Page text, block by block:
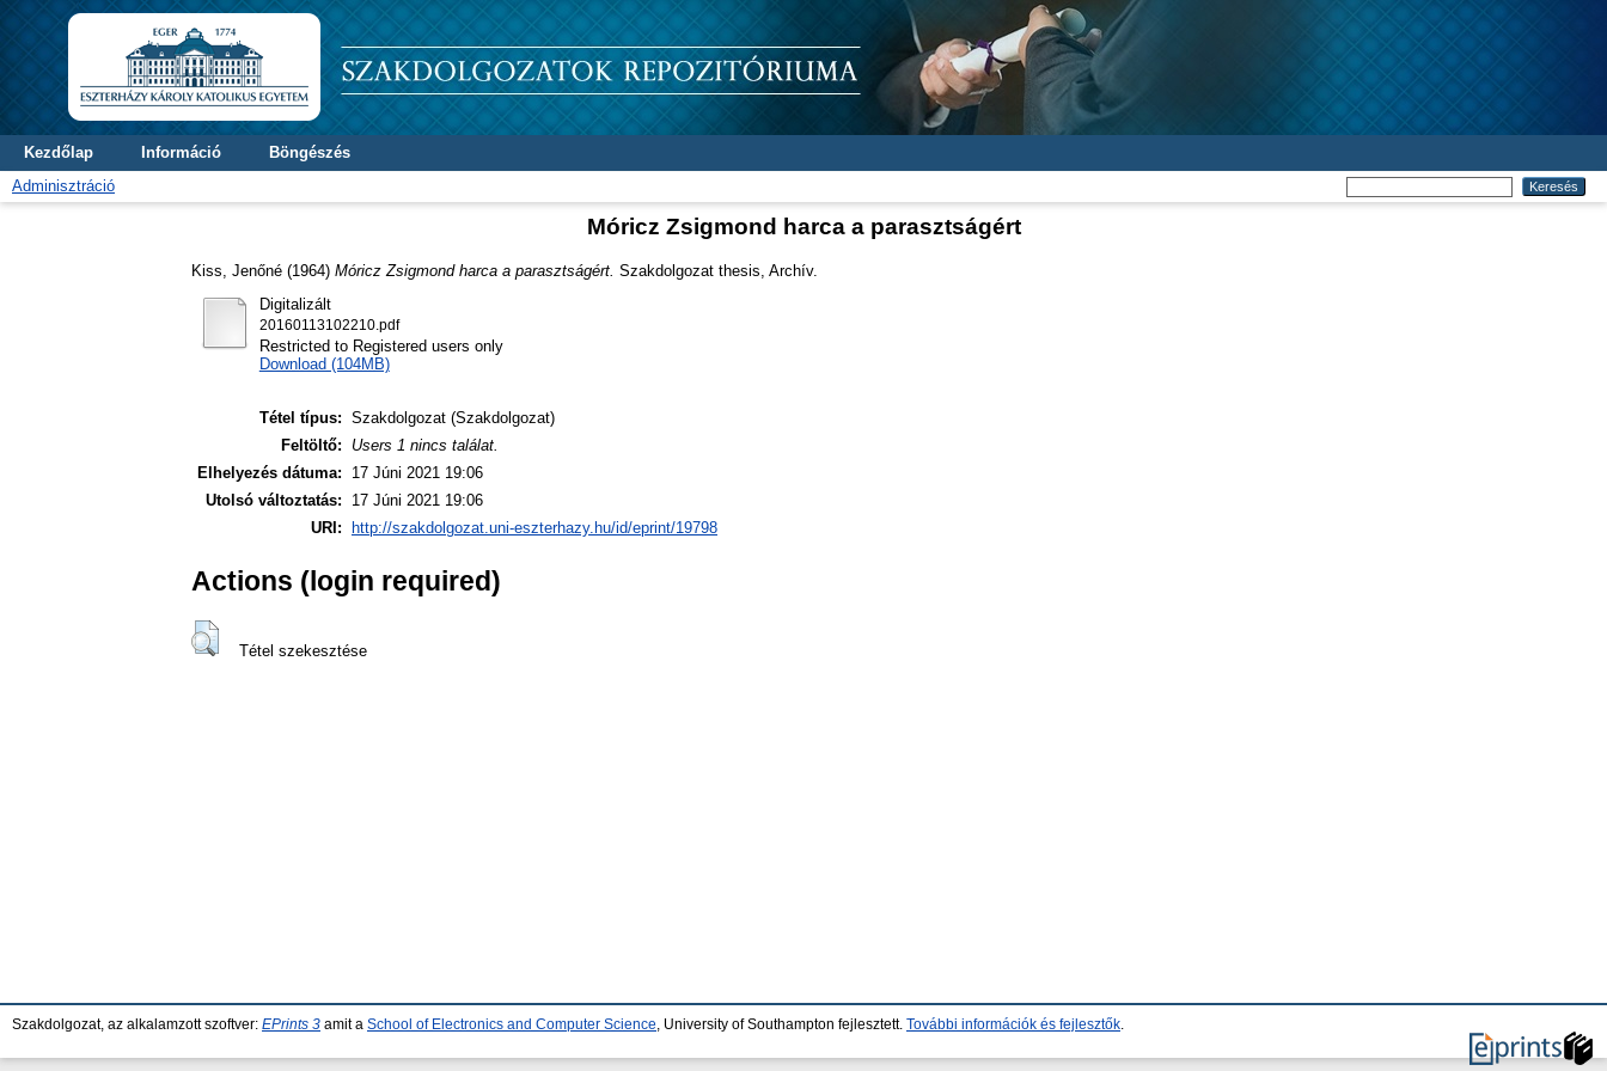
Kezdőlap Információ
Böngészés
Adminisztráció
Móricz Zsigmond harca a parasztságért
Kiss, Jenőné (1964) Móricz Zsigmond harca a parasztságért. Szakdolgozat thesis, Archív.
Digitalizált
20160113102210.pdf
Restricted to Registered users only
Download (104MB)
Tétel típus: Szakdolgozat (Szakdolgozat)
Feltöltő:
Users 1 nincs találat.
Elhelyezés dátuma:
17 Júni 2021 19:06
Utolsó változtatás:
17 Júni 2021 19:06
URI:
http://szakdolgozat.uni-eszterhazy.hu/id/eprint/19798
Actions (login required)
Tétel szekesztése
Szakdolgozat, az alkalamzott szoftver: EPrints 3 amit a School of Electronics and Computer Science , University of Southampton fejlesztett. További információk és fejlesztők